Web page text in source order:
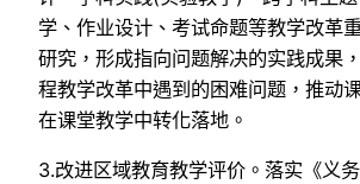
学、作业设计、考试命题等教学改革
研究，形成指向问题解决的实践成果
程教学改革中遇到的困难问题，推动
在课堂教学中转化落地。
3.改进区域教育教学评价。落实《义